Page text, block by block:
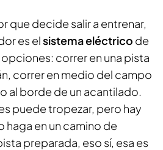
que decide salir a entrenar,
es elsistema eléctrico de
opciones: correr en una pista
correr en medio del campo
al borde de un acantilado.
puede tropezar, pero hay
haga en un camino de
preparada, eso sí, esa es